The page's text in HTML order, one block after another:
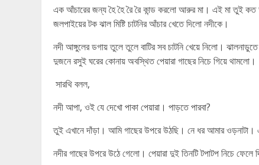
এক আঁচারের জন্য হৈ হৈ রৈ রৈ কান্ড করলো আরুর মা। এই মা তুই কত
জলপাইয়ের টক ঝাল মিষ্টি চাটনির আঁচার খেতে দিলো নদীকে।
নদী আঙ্গুলের ডগায় তুলে তুলে বাটির সব চাটনি খেয়ে নিলো।
দুজনে রসুই ঘরের কোনায় অবস্থিত পেয়ারা গাছের নিচে গিয়ে থামলো।
সারথি বলল,
নদী আপা, ওই যে দেখো পাকা পেয়ারা। পাড়তে পারবা?
তুই এখানে দাঁড়া। আমি গাছের উপরে উঠছি। নে ধর আমার ওড়নাটা।
নদীর গাছের উপরে উঠে গেলো। পেয়ারা দুই তিনটি টপাটপ নিচে